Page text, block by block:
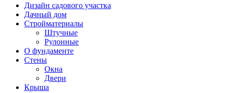
Дизайн садового участка
Дачный дом
Стройматериалы
Штучные
Рулонные
О фундаменте
Стены
Окна
Двери
Крыша